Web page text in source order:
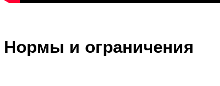
Нормы и ограничения